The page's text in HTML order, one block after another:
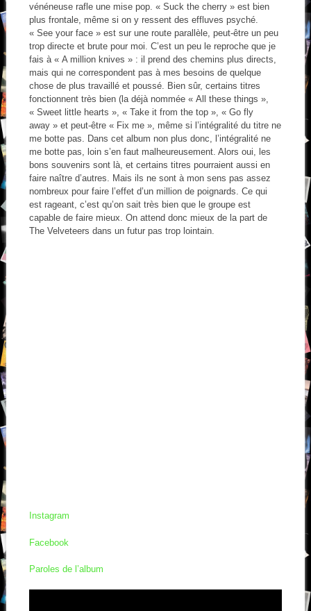
vénéneuse rafle une mise pop. « Suck the cherry » est bien
plus frontale, même si on y ressent des effluves psyché.
« See your face » est sur une route parallèle, peut-être un peu
trop directe et brute pour moi. C’est un peu le reproche que je
fais à « A million knives » : il prend des chemins plus directs,
mais qui ne correspondent pas à mes besoins de quelque
chose de plus travaillé et poussé. Bien sûr, certains titres
fonctionnent très bien (la déjà nommée « All these things »,
« Sweet little hearts », « Take it from the top », « Go fly
away » et peut-être « Fix me », même si l’intégralité du titre ne
me botte pas. Dans cet album non plus donc, l’intégralité ne
me botte pas, loin s’en faut malheureusement. Alors oui, les
bons souvenirs sont là, et certains titres pourraient aussi en
faire naître d’autres. Mais ils ne sont à mon sens pas assez
nombreux pour faire l’effet d’un million de poignards. Ce qui
est rageant, c’est qu’on sait très bien que le groupe est
capable de faire mieux. On attend donc mieux de la part de
The Velveteers dans un futur pas trop lointain.
Instagram
Facebook
Paroles de l’album